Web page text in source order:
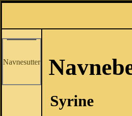
Navnesutter
Syrine